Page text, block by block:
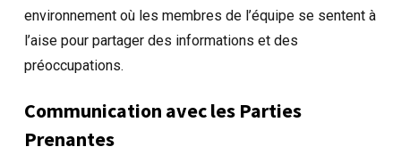
environnement où les membres de l’équipe se sentent à
l’aise pour partager des informations et des
préoccupations.
Communication avec les Parties
Prenantes